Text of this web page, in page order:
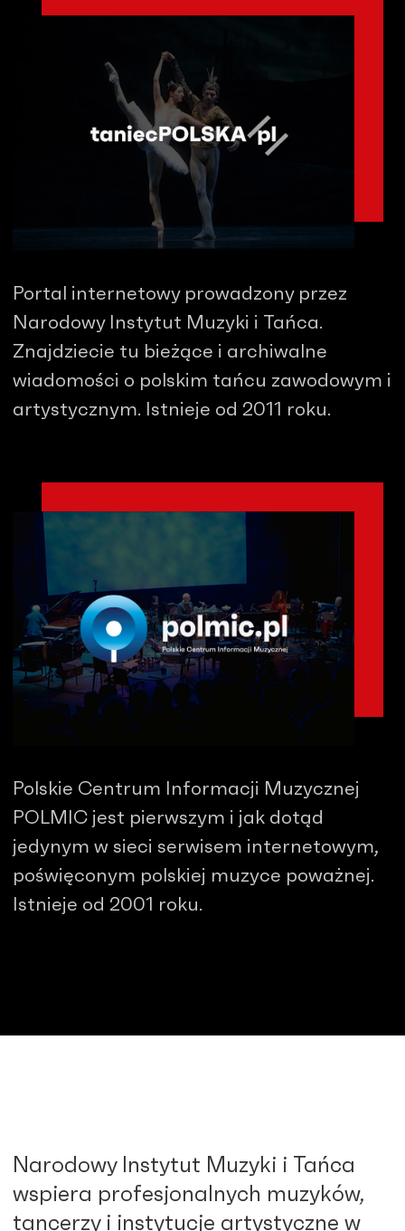
Portal internetowy prowadzony przez
Narodowy Instytut Muzyki i Tańca.
Znajdziecie tu bieżące i archiwalne
wiadomości o polskim tańcu zawodowym i
artystycznym. Istnieje od 2011 roku.
Polskie Centrum Informacji Muzycznej
POLMIC jest pierwszym i jak dotąd
jedynym w sieci serwisem internetowym,
poświęconym polskiej muzyce poważnej.
Istnieje od 2001 roku.
Narodowy Instytut Muzyki i Tańca
wspiera profesjonalnych muzyków,
tancerzy i instytucje artystyczne w